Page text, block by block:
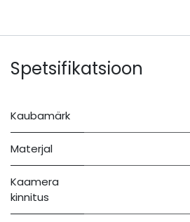
Spetsifikatsioon
Kaubamärk
Materjal
Kaamera
kinnitus